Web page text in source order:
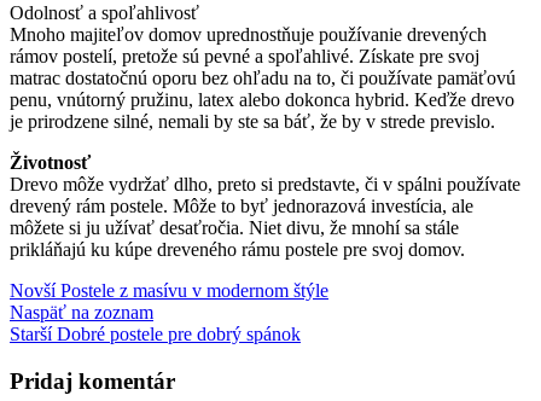
Odolnosť a spoľahlivosť
Mnoho majiteľov domov uprednostňuje používanie drevených
rámov postelí, pretože sú pevné a spoľahlivé. Získate pre svoj
matrac dostatočnú oporu bez ohľadu na to, či používate pamäťovú
penu, vnútorný pružinu, latex alebo dokonca hybrid. Keďže drevo
je prirodzene silné, nemali by ste sa báť, že by v strede previslo.
Životnosť
Drevo môže vydržať dlho, preto si predstavte, či v spálni používate
drevený rám postele. Môže to byť jednorazová investícia, ale
môžete si ju užívať desaťročia. Niet divu, že mnohí sa stále
prikláňajú ku kúpe dreveného rámu postele pre svoj domov.
Novší Postele z masívu v modernom štýle
Naspäť na zoznam
Starší Dobré postele pre dobrý spánok
Pridaj komentár